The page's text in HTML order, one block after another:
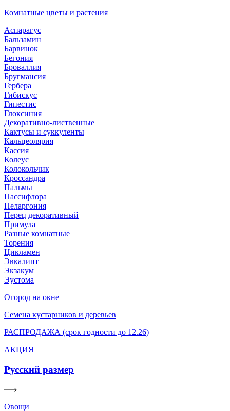
Комнатные цветы и растения
Аспарагус
Бальзамин
Барвинок
Бегония
Броваллия
Бругмансия
Гербера
Гибискус
Гипестис
Глоксиния
Декоративно-лиственные
Кактусы и суккуленты
Кальцеолярия
Кассия
Колеус
Колокольчик
Кроссандра
Пальмы
Пассифлора
Пеларгония
Перец декоративный
Примула
Разные комнатные
Торения
Цикламен
Эвкалипт
Экзакум
Эустома
Огород на окне
Семена кустарников и деревьев
РАСПРОДАЖА (срок годности до 12.26)
АКЦИЯ
Русский размер
Овощи